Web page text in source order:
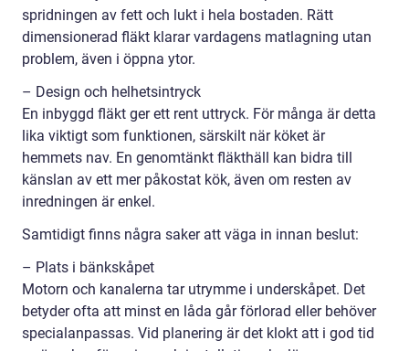
spridningen av fett och lukt i hela bostaden. Rätt
dimensionerad fläkt klarar vardagens matlagning utan
problem, även i öppna ytor.
– Design och helhetsintryck
En inbyggd fläkt ger ett rent uttryck. För många är detta
lika viktigt som funktionen, särskilt när köket är
hemmets nav. En genomtänkt fläkthäll kan bidra till
känslan av ett mer påkostat kök, även om resten av
inredningen är enkel.
Samtidigt finns några saker att väga in innan beslut:
– Plats i bänkskåpet
Motorn och kanalerna tar utrymme i underskåpet. Det
betyder ofta att minst en låda går förlorad eller behöver
specialanpassas. Vid planering är det klokt att i god tid